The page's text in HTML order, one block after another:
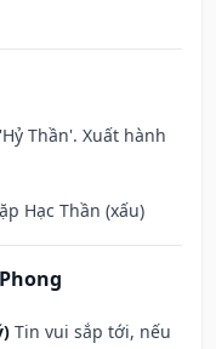
Thần'. Xuất hành
Hạc Thần (xấu)
Tin vui sắp tới, nếu